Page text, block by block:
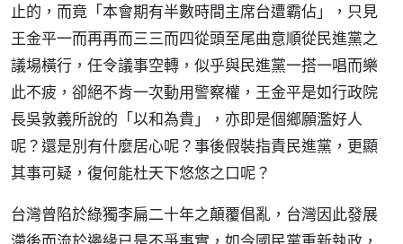
止的，而竟「本會期有半數時間主席台遭霸佔」，只見
王金平一而再再而三三而四從頭至尾曲意順從民進黨之
議場橫行，任令議事空轉，似乎與民進黨一搭一唱而樂
此不疲，卻絕不肯一次動用警察權，王金平是如行政院
長吳敦義所說的「以和為貴」，亦即是個鄉願濫好人
呢？還是別有什麼居心呢？事後假裝指責民進黨，更顯
其事可疑，復何能杜天下悠悠之口呢？
台灣曾陷於綠獨李扁二十年之顛覆倡亂，台灣因此發展